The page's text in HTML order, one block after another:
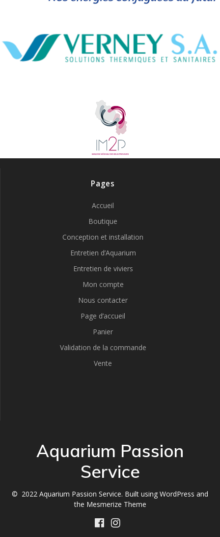
Pages
Accueil
Boutique
Conception et installation
Entretien d’Aquarium
Entretien de viviers
Mon compte
Nous contacter
Page d’accueil
Panier
Validation de la commande
Vente
Aquarium Passion
Service
© 2022 Aquarium Passion Service. Built using WordPress and
the Mesmerize Theme